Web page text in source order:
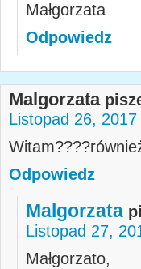
Małgorzata
Odpowiedz
Malgorzata
Listopad 26,
Odpowiedz
Malgorzata
Listopad 27,
Małgorzato,